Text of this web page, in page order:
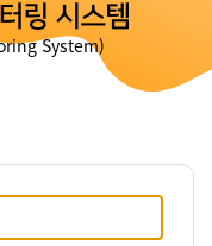
링 시스템
System)